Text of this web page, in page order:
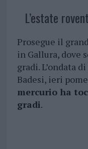
L’estate
Prosegue il
in Gallura, dove
gradi. L’ondata
Badesi, ieri
mercurio ha
gradi.